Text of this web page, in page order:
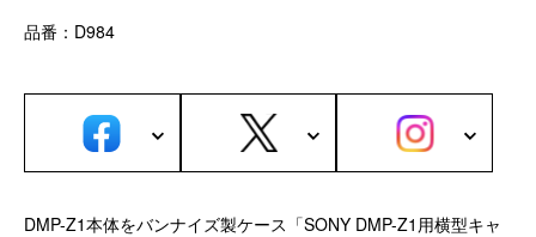
トートバッグ
ボストンバッグ
カメラバッグ
品番：D984
DMP-Z1本体をバンナイズ製ケース「SONY DMP-Z1用横型キャ